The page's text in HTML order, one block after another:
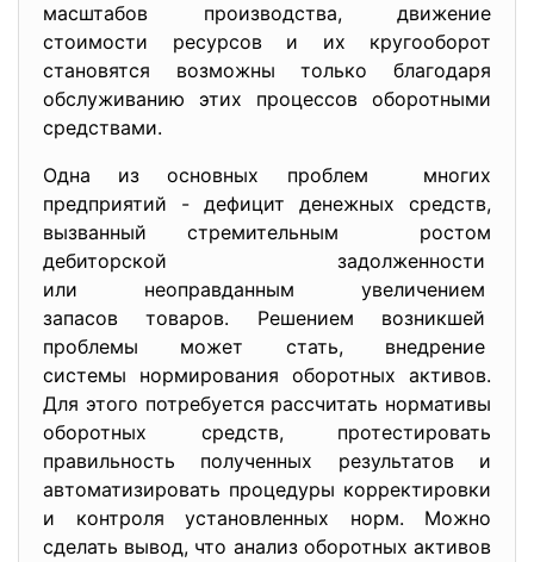
масштабов производства, движение
стоимости ресурсов и их кругооборот
становятся возможны только благодаря
обслуживанию этих процессов оборотными
средствами.
Одна из основных проблем многих
предприятий - дефицит денежных средств,
вызванный стремительным ростом
дебиторской задолженности
или неоправданным увеличением
запасов товаров. Решением возникшей
проблемы может стать, внедрение
системы нормирования оборотных активов.
Для этого потребуется рассчитать нормативы
оборотных средств, протестировать
правильность полученных результатов и
автоматизировать процедуры корректировки
и контроля установленных норм. Можно
сделать вывод, что анализ оборотных активов